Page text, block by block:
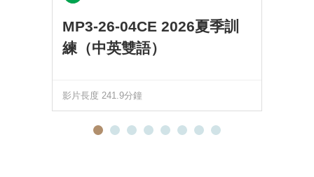
MP3-26-04CE 2026夏季訓
練（中英雙語）
影片長度 241.9分鐘